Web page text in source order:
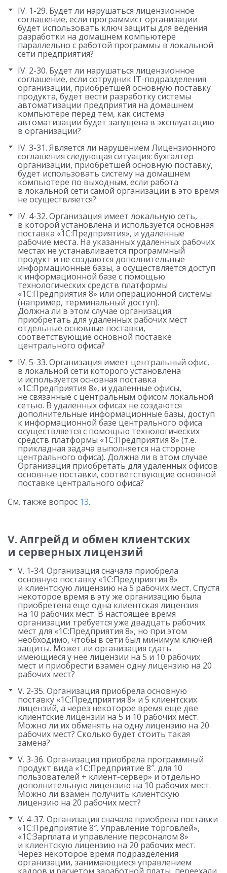
IV. 1-29. Будет ли нарушаться лицензионное
соглашение, если программист организации
будет использовать ключ защиты для ведения
разработки на домашнем компьютере
параллельно с работой программы в локальной
сети предприятия?
IV. 2-30. Будет ли нарушаться лицензионное
соглашение, если сотрудник IT-подразделения
организации, приобретшей основную поставку
продукта, будет вести разработку системы
автоматизации предприятия на домашнем
компьютере перед тем, как система
автоматизации будет запущена в эксплуатацию
в организации?
IV. 3-31. Является ли нарушением Лицензионного
соглашения следующая ситуация: бухгалтер
организации, приобретшей основную поставку,
будет использовать систему на домашнем
компьютере по выходным, если работа
в локальной сети самой организации в это время
не осуществляется?
IV. 4-32. Организация имеет локальную сеть,
в которой установлена и используется основная
поставка «1С:Предприятия», и удаленные
рабочие места. На указанных удаленных рабочих
местах не устанавливается программный
продукт и не создаются дополнительные
информационные базы, а осуществляется доступ
к информационной базе с помощью
технологических средств платформы
«1С:Предприятия 8» или операционной системы
(например, терминальный доступ).
Должна ли в этом случае организация
приобретать для удаленных рабочих мест
отдельные основные поставки,
соответствующие основной поставке
центрального офиса?
IV. 5-33. Организация имеет центральный офис,
в локальной сети которого установлена
и используется основная поставка
«1С:Предприятия 8», и удаленные офисы,
не связанные с центральным офисом локальной
сетью. В удаленных офисах не создаются
дополнительные информационные базы, доступ
к информационной базе центрального офиса
осуществляется с помощью технологических
средств платформы «1С:Предприятия 8» (т.е.
прикладная задача выполняется на стороне
центрального офиса). Должна ли в этом случае
Организация приобретать для удаленных офисов
основные поставки, соответствующие основной
поставке центрального офиса?
См. также вопрос 13.
V. Апгрейд и обмен клиентских
и серверных лицензий
V. 1-34. Организация сначала приобрела
основную поставку «1С:Предприятия 8»
и клиентскую лицензию на 5 рабочих мест. Спустя
некоторое время в эту же организацию была
приобретена еще одна клиентская лицензия
на 10 рабочих мест. В настоящее время
организации требуется уже двадцать рабочих
мест для «1С:Предприятия 8», но при этом
необходимо, чтобы в сети был минимум ключей
защиты. Может ли организация сдать
имеющиеся у нее лицензии на 5 и 10 рабочих
мест и приобрести взамен одну лицензию на 20
рабочих мест?
V. 2-35. Организация приобрела основную
поставку «1С:Предприятия 8» и 5 клиентских
лицензий, а через некоторое время еще две
клиентские лицензии на 5 и 10 рабочих мест.
Можно ли их обменять на одну лицензию на 20
рабочих мест? Сколько будет стоить такая
замена?
V. 3-36. Организация приобрела программный
продукт вида «1С:Предприятие 8″. для 10
пользователей + клиент-сервер» и отдельно
дополнительную лицензию на 10 рабочих мест.
Можно ли взамен получить клиентскую
лицензию на 20 рабочих мест?
V. 4-37. Организация сначала приобрела поставки
«1С:Предприятие 8″. Управление торговлей»,
«1С:Зарплата и управление персоналом 8»
и клиентскую лицензию на 20 рабочих мест.
Через некоторое время подразделения
организации, занимающиеся управлением